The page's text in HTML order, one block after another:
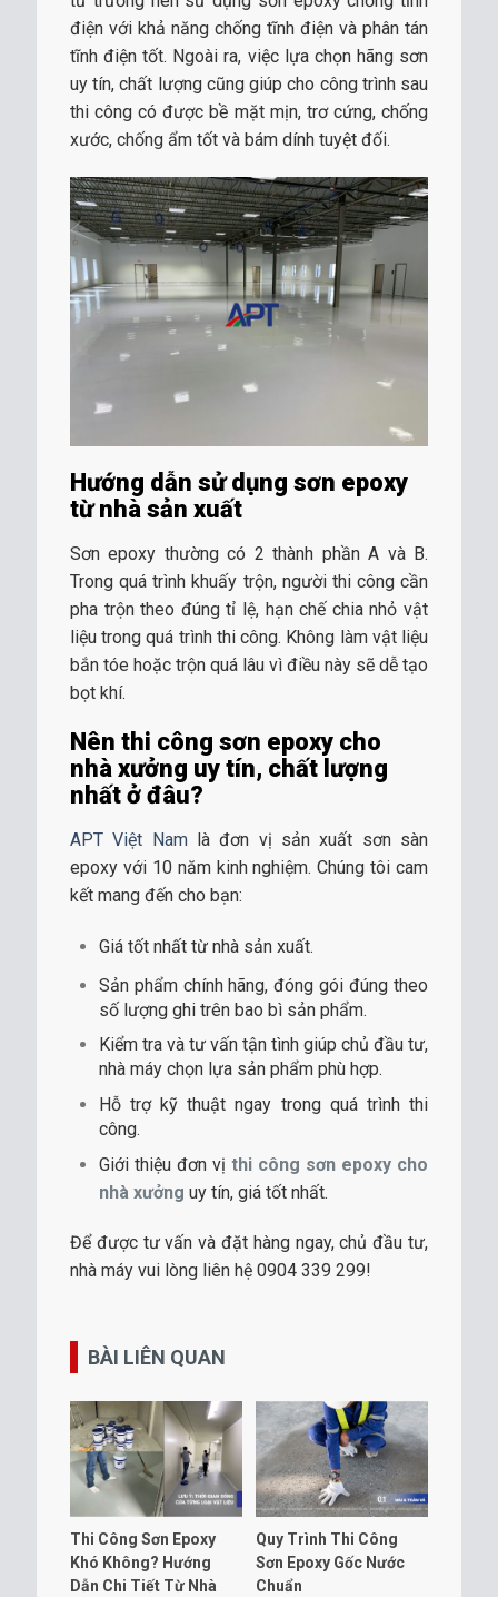
điện với khả năng chống tĩnh điện và phân tán
tĩnh điện tốt. Ngoài ra, việc lựa chọn hãng sơn
uy tín, chất lượng cũng giúp cho công trình sau
thi công có được bề mặt mịn, trơ cứng, chống
xước, chống ẩm tốt và bám dính tuyệt đối.
Hướng dẫn sử dụng sơn epoxy
từ nhà sản xuất
Sơn epoxy thường có 2 thành phần A và B.
Trong quá trình khuấy trộn, người thi công cần
pha trộn theo đúng tỉ lệ, hạn chế chia nhỏ vật
liệu trong quá trình thi công. Không làm vật liệu
bắn tóe hoặc trộn quá lâu vì điều này sẽ dễ tạo
bọt khí.
Nên thi công sơn epoxy cho
nhà xưởng uy tín, chất lượng
nhất ở đâu?
APT Việt Namlà đơn vị sản xuất sơn sàn
epoxy với 10 năm kinh nghiệm. Chúng tôi cam
kết mang đến cho bạn:
Giá tốt nhất từ nhà sản xuất.
Sản phẩm chính hãng, đóng gói đúng theo
số lượng ghi trên bao bì sản phẩm.
Kiểm tra và tư vấn tận tình giúp chủ đầu tư,
nhà máy chọn lựa sản phẩm phù hợp.
Hỗ trợ kỹ thuật ngay trong quá trình thi
công.
Giới thiệu đơn vị thi công sơn epoxy cho
nhà xưởng uy tín, giá tốt nhất.
Để được tư vấn và đặt hàng ngay, chủ đầu tư,
nhà máy vui lòng liên hệ 0904 339 299!
BÀI LIÊN QUAN
Thi Công Sơn Epoxy
Khó Không? Hướng
Dẫn Chi Tiết Từ Nhà
Quy Trình Thi Công
Sơn Epoxy Gốc Nước
Chuẩn